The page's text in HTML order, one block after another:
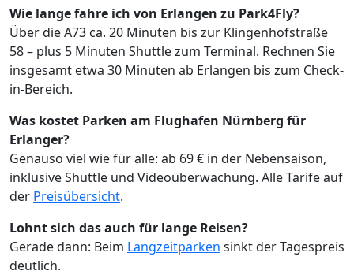
Wie lange fahre ich von Erlangen zu Park4Fly?
Über die A73 ca. 20 Minuten bis zur Klingenhofstraße
58 – plus 5 Minuten Shuttle zum Terminal. Rechnen Sie
insgesamt etwa 30 Minuten ab Erlangen bis zum Check-
in-Bereich.
Was kostet Parken am Flughafen Nürnberg für
Erlanger?
Genauso viel wie für alle: ab 69 € in der Nebensaison,
inklusive Shuttle und Videoüberwachung. Alle Tarife auf
der Preisübersicht.
Lohnt sich das auch für lange Reisen?
Gerade dann: Beim Langzeitparken sinkt der Tagespreis
deutlich.